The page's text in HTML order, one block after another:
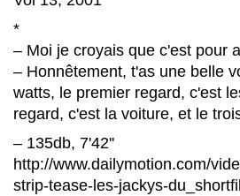
*
– Moi je croyais que c'est pour
– Honnêtement, t'as une belle
watts, le premier regard, c'est
regard, c'est la voiture, et le
– 135db, 7'42''
http://www.dailymotion.com/
strip-tease-les-jackys-